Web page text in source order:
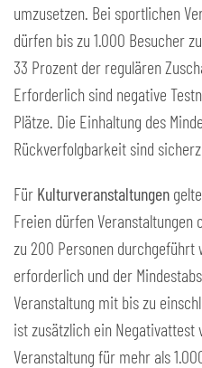
umzusetzen. Bei sportlichen
dürfen bis zu 1.000 Besucher
33 Prozent der regulären
Erforderlich sind negative
Plätze. Die Einhaltung des
Rückverfolgbarkeit sind
Für Kulturveranstaltungen
Freien dürfen Veranstaltungen
zu 200 Personen durchgeführt
erforderlich und der
Veranstaltung mit bis zu
ist zusätzlich ein Negativattest
Veranstaltung für mehr als